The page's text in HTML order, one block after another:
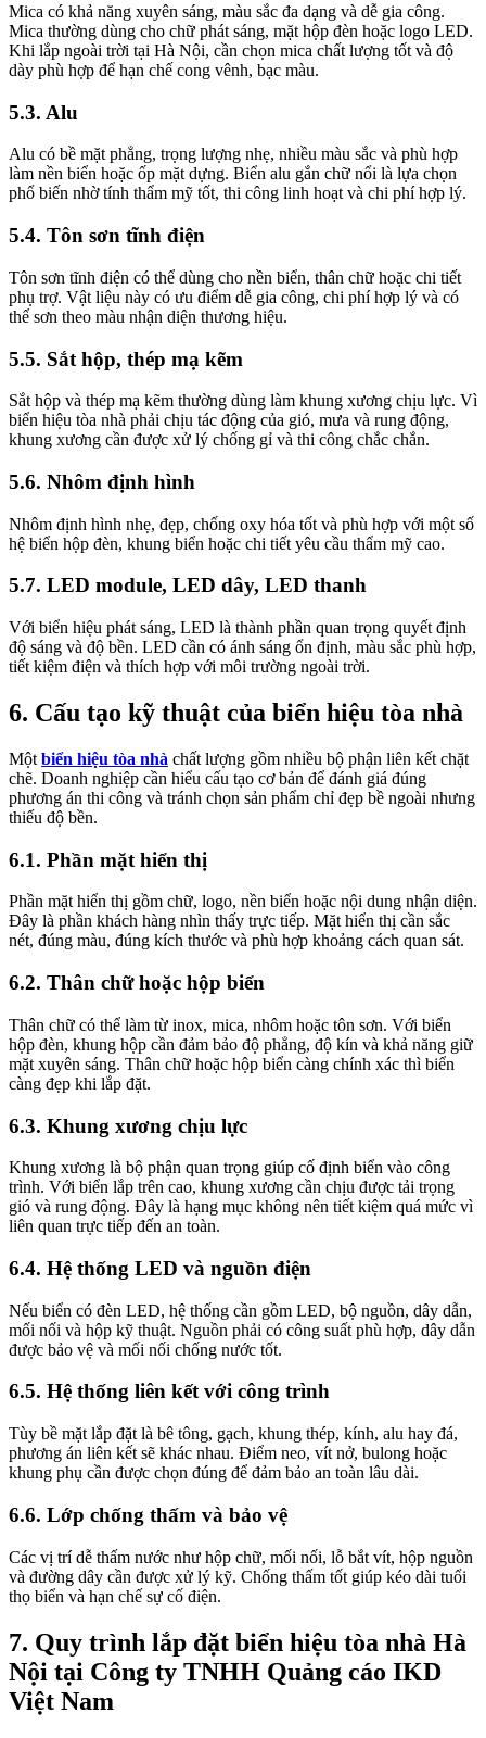
Mica có khả năng xuyên sáng, màu sắc đa dạng và dễ gia công.
Mica thường dùng cho chữ phát sáng, mặt hộp đèn hoặc logo LED.
Khi lắp ngoài trời tại Hà Nội, cần chọn mica chất lượng tốt và độ
dày phù hợp để hạn chế cong vênh, bạc màu.
5.3. Alu
Alu có bề mặt phẳng, trọng lượng nhẹ, nhiều màu sắc và phù hợp
làm nền biển hoặc ốp mặt dựng. Biển alu gắn chữ nổi là lựa chọn
phổ biến nhờ tính thẩm mỹ tốt, thi công linh hoạt và chi phí hợp lý.
5.4. Tôn sơn tĩnh điện
Tôn sơn tĩnh điện có thể dùng cho nền biển, thân chữ hoặc chi tiết
phụ trợ. Vật liệu này có ưu điểm dễ gia công, chi phí hợp lý và có
thể sơn theo màu nhận diện thương hiệu.
5.5. Sắt hộp, thép mạ kẽm
Sắt hộp và thép mạ kẽm thường dùng làm khung xương chịu lực. Vì
biển hiệu tòa nhà phải chịu tác động của gió, mưa và rung động,
khung xương cần được xử lý chống gỉ và thi công chắc chắn.
5.6. Nhôm định hình
Nhôm định hình nhẹ, đẹp, chống oxy hóa tốt và phù hợp với một số
hệ biển hộp đèn, khung biển hoặc chi tiết yêu cầu thẩm mỹ cao.
5.7. LED module, LED dây, LED thanh
Với biển hiệu phát sáng, LED là thành phần quan trọng quyết định
độ sáng và độ bền. LED cần có ánh sáng ổn định, màu sắc phù hợp,
tiết kiệm điện và thích hợp với môi trường ngoài trời.
6. Cấu tạo kỹ thuật của biển hiệu tòa nhà
Một biển hiệu tòa nhà chất lượng gồm nhiều bộ phận liên kết chặt
chẽ. Doanh nghiệp cần hiểu cấu tạo cơ bản để đánh giá đúng
phương án thi công và tránh chọn sản phẩm chỉ đẹp bề ngoài nhưng
thiếu độ bền.
6.1. Phần mặt hiển thị
Phần mặt hiển thị gồm chữ, logo, nền biển hoặc nội dung nhận diện.
Đây là phần khách hàng nhìn thấy trực tiếp. Mặt hiển thị cần sắc
nét, đúng màu, đúng kích thước và phù hợp khoảng cách quan sát.
6.2. Thân chữ hoặc hộp biển
Thân chữ có thể làm từ inox, mica, nhôm hoặc tôn sơn. Với biển
hộp đèn, khung hộp cần đảm bảo độ phẳng, độ kín và khả năng giữ
mặt xuyên sáng. Thân chữ hoặc hộp biển càng chính xác thì biển
càng đẹp khi lắp đặt.
6.3. Khung xương chịu lực
Khung xương là bộ phận quan trọng giúp cố định biển vào công
trình. Với biển lắp trên cao, khung xương cần chịu được tải trọng
gió và rung động. Đây là hạng mục không nên tiết kiệm quá mức vì
liên quan trực tiếp đến an toàn.
6.4. Hệ thống LED và nguồn điện
Nếu biển có đèn LED, hệ thống cần gồm LED, bộ nguồn, dây dẫn,
mối nối và hộp kỹ thuật. Nguồn phải có công suất phù hợp, dây dẫn
được bảo vệ và mối nối chống nước tốt.
6.5. Hệ thống liên kết với công trình
Tùy bề mặt lắp đặt là bê tông, gạch, khung thép, kính, alu hay đá,
phương án liên kết sẽ khác nhau. Điểm neo, vít nở, bulong hoặc
khung phụ cần được chọn đúng để đảm bảo an toàn lâu dài.
6.6. Lớp chống thấm và bảo vệ
Các vị trí dễ thấm nước như hộp chữ, mối nối, lỗ bắt vít, hộp nguồn
và đường dây cần được xử lý kỹ. Chống thấm tốt giúp kéo dài tuổi
thọ biển và hạn chế sự cố điện.
7. Quy trình lắp đặt biển hiệu tòa nhà Hà
Nội tại Công ty TNHH Quảng cáo IKD
Việt Nam